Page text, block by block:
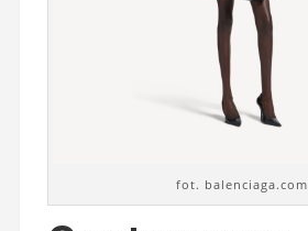
fot. balenciaga.com